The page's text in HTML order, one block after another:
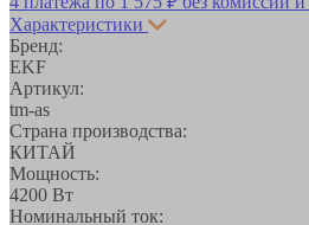
Характеристики
Бренд:
EKF
Артикул:
tm-as
Страна производства:
КИТАЙ
Мощность:
4200 Вт
Номинальный ток: